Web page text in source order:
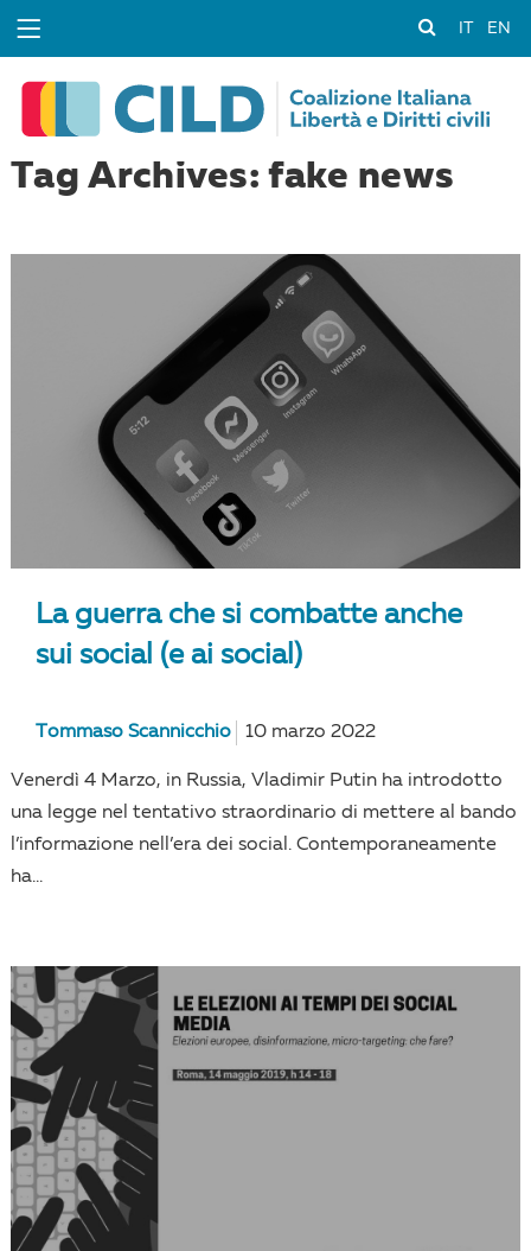
EN
Tag Archives: fake news
La guerra che si combatte anche
sui social (e ai social)
Tommaso Scannicchio 10 marzo 2022
Venerdì 4 Marzo, in Russia, Vladimir Putin ha introdotto
una legge nel tentativo straordinario di mettere al bando
l’informazione nell’era dei social. Contemporaneamente
ha...